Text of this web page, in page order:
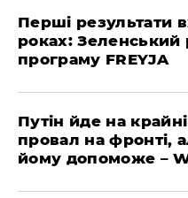
Перші результати
роках: Зеленський
програму FREYJA
Путін йде на
провал на фронті,
йому допоможе –